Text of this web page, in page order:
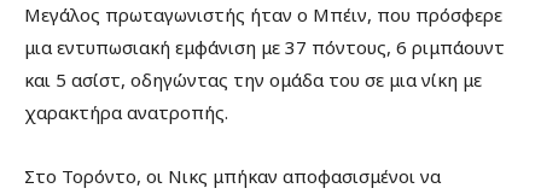
Μεγάλος πρωταγωνιστής ήταν ο Μπέιν, που πρόσφερε
μια εντυπωσιακή εμφάνιση με 37 πόντους, 6 ριμπάουντ
και 5 ασίστ, οδηγώντας την ομάδα του σε μια νίκη με
χαρακτήρα ανατροπής.
Στο Τορόντο, οι Νικς μπήκαν αποφασισμένοι να